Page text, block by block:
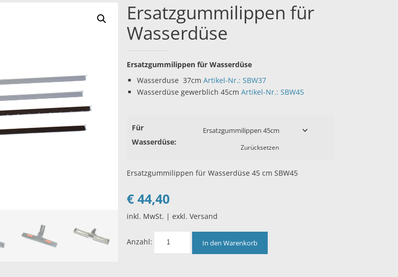
Ersatzgummilippen für
Wasserdüse
Ersatzgummilippen für Wasserdüse
Wasserduse 37cm Artikel-Nr.: SBW37
Wasserdüse gewerblich 45cm Artikel-Nr.: SBW45
Für
Wasserdüse:
Zurücksetzen
Ersatzgummilippen für Wasserdüse 45 cm SBW45
€44,40
inkl. MwSt. | exkl. Versand
Anzahl: In den Warenkorb